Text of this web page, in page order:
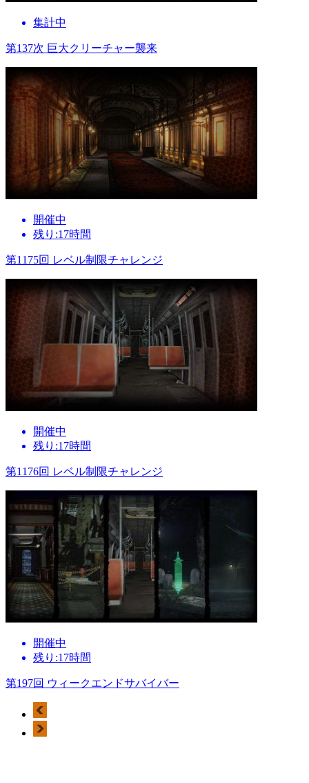
集計中
第137次 巨大クリーチャー襲来
開催中
残り:17時間
第1175回 レベル制限チャレンジ
開催中
残り:17時間
第1176回 レベル制限チャレンジ
開催中
残り:17時間
第197回 ウィークエンドサバイバー